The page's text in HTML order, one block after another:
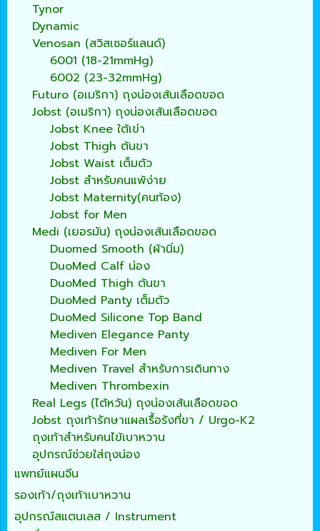
Tynor
Dynamic
Venosan (สวิสเซอร์แลนด์)
6001 (18-21mmHg)
6002 (23-32mmHg)
Futuro (อเมริกา) ถุงน่องเส้นเลือดขอด
Jobst (อเมริกา) ถุงน่องเส้นเลือดขอด
Jobst Knee ใต้เข่า
Jobst Thigh ต้นขา
Jobst Waist เต็มตัว
Jobst สำหรับคนแพ้ง่าย
Jobst Maternity(คนท้อง)
Jobst for Men
Medi (เยอรมัน) ถุงน่องเส้นเลือดขอด
Duomed Smooth (ผ้านิ่ม)
DuoMed Calf น่อง
DuoMed Thigh ต้นขา
DuoMed Panty เต็มตัว
DuoMed Silicone Top Band
Mediven Elegance Panty
Mediven For Men
Mediven Travel สำหรับการเดินทาง
Mediven Thrombexin
Real Legs (ไต้หวัน) ถุงน่องเส้นเลือดขอด
Jobst ถุงเท้ารักษาแผลเรื้อรังที่ขา / Urgo-K2
ถุงเท้าสำหรับคนไข้เบาหวาน
อุปกรณ์ช่วยใส่ถุงน่อง
แพทย์แผนจีน
รองเท้า/ถุงเท้าเบาหวาน
อุปกรณ์สแตนเลส / Instrument